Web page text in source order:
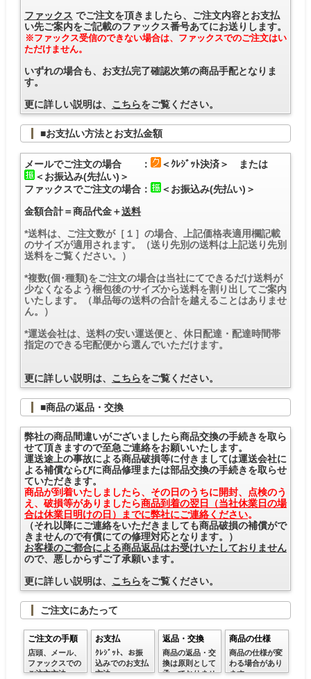
ファックス でご注文を頂きましたら、ご注文内容とお支払
い先ご案内をご記載のファックス番号あてにお送りします。
※ファックス受信のできない場合は、ファックスでのご注文はい
ただけません。
いずれの場合も、お支払完了確認次第の商品手配となりま
す。
更に詳しい説明は、 こちらをご覧ください。
■お支払い方法とお支払金額
メールでご注文の場合 ：
＜ｸﾚｼﾞｯﾄ決済＞ または
＜お振込み(先払い)＞
ファックスでご注文の場合：
＜お振込み(先払い)＞
金額合計＝商品代金＋送料
*送料は、ご注文数が［１］の場合、上記価格表適用欄記載
のサイズが適用されます。（送り先別の送料は上記送り先別
送料をご覧ください。）
*複数(個･種類)をご注文の場合は当社にてできるだけ送料が
少なくなるよう梱包後のサイズから送料を割り出してご案内
いたします。（単品毎の送料の合計を越えることはありませ
ん。）
*運送会社は、送料の安い運送便と、休日配達・配達時間帯
指定のできる宅配便から選んでいただけます。
更に詳しい説明は、 こちらをご覧ください。
■商品の返品・交換
弊社の商品間違いがございましたら商品交換の手続きを取ら
せて頂きますので至急ご連絡をお願いいたします。
運送途上の事故による商品破損等に付きましては運送会社に
よる補償ならびに商品修理または部品交換の手続きを取らせ
ていただきます。
商品が到着いたしましたら、その日のうちに開封、点検のう
え、破損等がありましたら商品到着の翌日（当社休業日の場
合は休業日明けの日）までに弊社にご連絡ください。
（それ以降にご連絡をいただきましても商品破損の補償がで
きませんので有償にての修理対応となります。）
お客様のご都合による商品返品はお受けいたしておりません
ので、悪しからずご了承願います。
更に詳しい説明は、 こちらをご覧ください。
ご注文にあたって
ご注文の手順
店頭、メール、
ファックスでの
ご注文方法
お支払
ｸﾚｼﾞｯﾄ、お振
込みでのお支払
方法
返品・交換
商品の返品・交
換は原則として
承っておりませ
商品の仕様
商品の仕様が変
わる場合があり
ます